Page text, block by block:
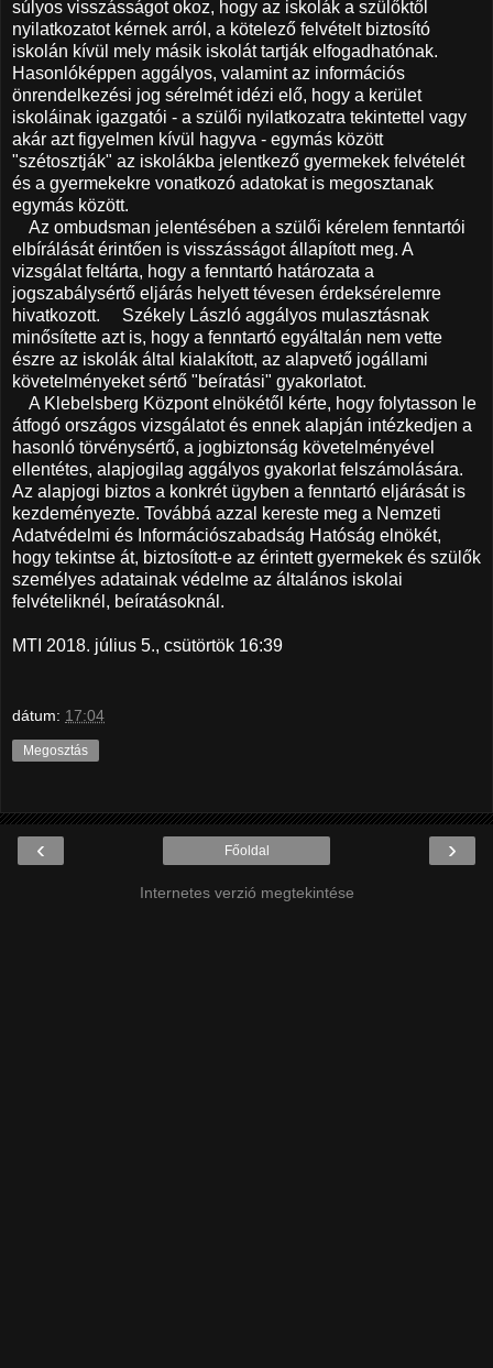
súlyos visszásságot okoz, hogy az iskolák a szülőktől
nyilatkozatot kérnek arról, a kötelező felvételt biztosító
iskolán kívül mely másik iskolát tartják elfogadhatónak.
Hasonlóképpen aggályos, valamint az információs
önrendelkezési jog sérelmét idézi elő, hogy a kerület
iskoláinak igazgatói - a szülői nyilatkozatra tekintettel vagy
akár azt figyelmen kívül hagyva - egymás között
"szétosztják" az iskolákba jelentkező gyermekek felvételét
és a gyermekekre vonatkozó adatokat is megosztanak
egymás között.
Az ombudsman jelentésében a szülői kérelem fenntartói
elbírálását érintően is visszásságot állapított meg. A
vizsgálat feltárta, hogy a fenntartó határozata a
jogszabálysértő eljárás helyett tévesen érdeksérelemre
hivatkozott. Székely László aggályos mulasztásnak
minősítette azt is, hogy a fenntartó egyáltalán nem vette
észre az iskolák által kialakított, az alapvető jogállami
követelményeket sértő "beíratási" gyakorlatot.
A Klebelsberg Központ elnökétől kérte, hogy folytasson le
átfogó országos vizsgálatot és ennek alapján intézkedjen a
hasonló törvénysértő, a jogbiztonság követelményével
ellentétes, alapjogilag aggályos gyakorlat felszámolására.
Az alapjogi biztos a konkrét ügyben a fenntartó eljárását is
kezdeményezte. Továbbá azzal kereste meg a Nemzeti
Adatvédelmi és Információszabadság Hatóság elnökét,
hogy tekintse át, biztosított-e az érintett gyermekek és szülők
személyes adatainak védelme az általános iskolai
felvételiknél, beíratásoknál.
MTI 2018. július 5., csütörtök 16:39
dátum: 17:04
Megosztás
‹ ›
Főoldal
Internetes verzió megtekintése